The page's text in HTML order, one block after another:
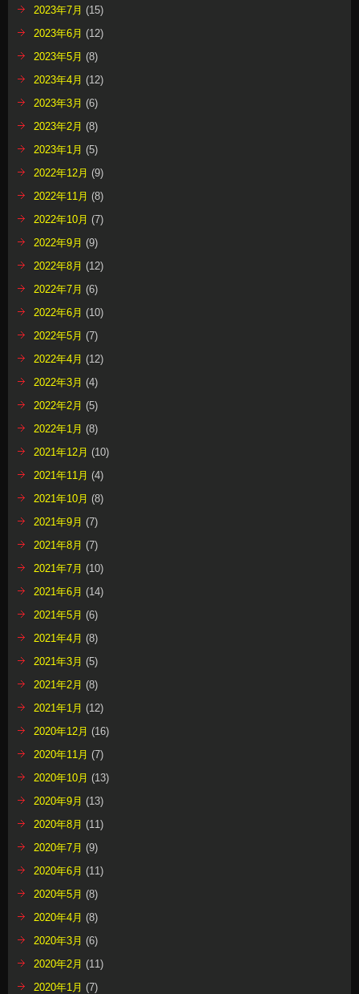
2023年7月 (15)
2023年6月 (12)
2023年5月 (8)
2023年4月 (12)
2023年3月 (6)
2023年2月 (8)
2023年1月 (5)
2022年12月 (9)
2022年11月 (8)
2022年10月 (7)
2022年9月 (9)
2022年8月 (12)
2022年7月 (6)
2022年6月 (10)
2022年5月 (7)
2022年4月 (12)
2022年3月 (4)
2022年2月 (5)
2022年1月 (8)
2021年12月 (10)
2021年11月 (4)
2021年10月 (8)
2021年9月 (7)
2021年8月 (7)
2021年7月 (10)
2021年6月 (14)
2021年5月 (6)
2021年4月 (8)
2021年3月 (5)
2021年2月 (8)
2021年1月 (12)
2020年12月 (16)
2020年11月 (7)
2020年10月 (13)
2020年9月 (13)
2020年8月 (11)
2020年7月 (9)
2020年6月 (11)
2020年5月 (8)
2020年4月 (8)
2020年3月 (6)
2020年2月 (11)
2020年1月 (7)